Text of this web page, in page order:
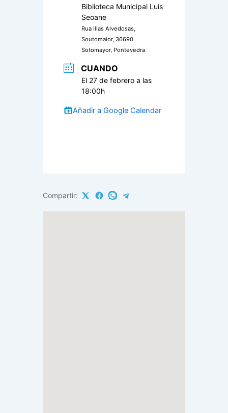
Biblioteca Municipal Luis
Seoane
Rua Illas Alvedosas,
Soutomaior, 36690
Sotomayor, Pontevedra
CUANDO
El 27 de febrero a las
18:00h
Añadir a Google Calendar
Compartir: